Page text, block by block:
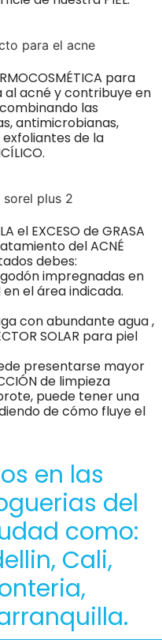
para
al acné y contribuye en
las
antimicrobianas,
de la
el EXCESO de GRASA
del ACNÉ
debes:
impregnadas en
el área indicada.
con abundante agua ,
SOLAR para piel
presentarse mayor
de limpieza
puede tener una
de cómo fluye el
en las
del
como:
Cali,